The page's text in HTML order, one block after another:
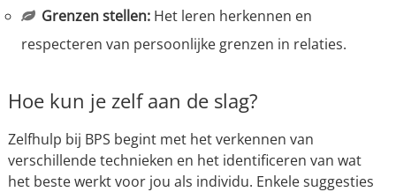
Grenzen stellen:Het leren herkennen en
respecteren van persoonlijke grenzen in relaties.
Hoe kun je zelf aan de slag?
Zelfhulp bij BPS begint met het verkennen van
verschillende technieken en het identificeren van wat
het beste werkt voor jou als individu. Enkele suggesties